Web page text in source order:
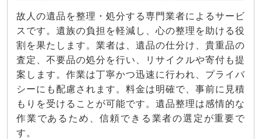
故人の遺品を整理・処分する専門業者によるサービ
スです。遺族の負担を軽減し、心の整理を助ける役
割を果たします。業者は、遺品の仕分け、貴重品の
査定、不要品の処分を行い、リサイクルや寄付も提
案します。作業は丁寧かつ迅速に行われ、プライバ
シーにも配慮されます。料金は明確で、事前に見積
もりを受けることが可能です。遺品整理は感情的な
作業であるため、信頼できる業者の選定が重要で
す。